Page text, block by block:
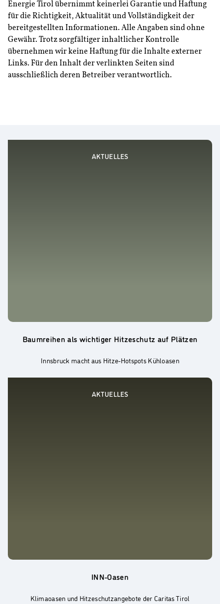
Energie Tirol übernimmt keinerlei Garantie und Haftung
für die Richtigkeit, Aktualität und Vollständigkeit der
bereitgestellten Informationen. Alle Angaben sind ohne
Gewähr. Trotz sorgfältiger inhaltlicher Kontrolle
übernehmen wir keine Haftung für die Inhalte externer
Links. Für den Inhalt der verlinkten Seiten sind
ausschließlich deren Betreiber verantwortlich.
AKTUELLES
Baumreihen als wichtiger Hitzeschutz auf Plätzen
Innsbruck macht aus Hitze-Hotspots Kühloasen
AKTUELLES
INN-Oasen
Klimaoasen und Hitzeschutzangebote der Caritas Tirol